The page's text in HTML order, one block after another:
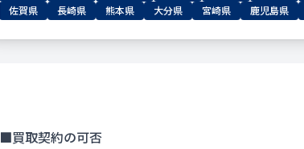
佐賀県
長崎県 熊本県 大分県 宮崎県 鹿児島県
■買取契約の可否